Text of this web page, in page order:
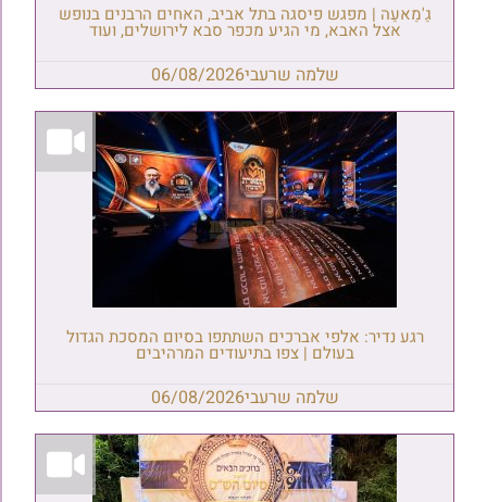
גַ'מַאעַה | מפגש פיסגה בתל אביב, האחים הרבנים בנופש
אצל האבא, מי הגיע מכפר סבא לירושלים, ועוד
שלמה שרעבי06/08/2026
רגע נדיר: אלפי אברכים השתתפו בסיום המסכת הגדול
בעולם | צפו בתיעודים המרהיבים
שלמה שרעבי06/08/2026